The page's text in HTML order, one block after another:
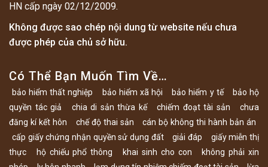
HN cấp ngày 02/12/2009.
Không được sao chép nội dung từ website nếu chưa
được phép của chủ sở hữu.
Có Thể Bạn Muốn Tìm Về…
bảo hiểm thất nghiệp bảo hiểm xã hội bảo hiểm y tế
bảo hộ
quyền tác giả
chia di sản thừa kế chiếm đoạt tài sản
chưa
đăng kí kết hôn
chế độ thai sản
cán bộ không thi hành bản án
cấp giấy chứng nhận quyền sử dụng đất
giải đáp
giấy miễn thị
thực
hộ chiếu phổ thông khai sinh cho con
không phải xin